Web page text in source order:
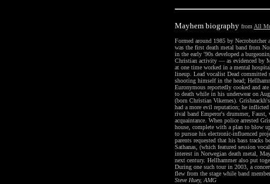
Mayhem biography from All
Formed around 1985 by
was the first death metal band from
in the early '90s developed a
Christian activity — as evidenced by
at one time worked in a mental
lineup. Lead vocalist Dead
shooting himself in the head;
Euronymous reportedly cooked and
to death while in his underwear on
(born Christian Vikernes).
had a more evil reputation; he
rival band Emperor's drummer, Faust,
acquaintance. When police arrested
house, complete with a plan to blow
to pursue his electronic-influenced
parents requested that his bass tracks
Sathanas, (which featured session
interest in Norwegian death metal,
next century. Hellhammer also put
During one such tour in 2003, a
flew from the stage while band
Steve Huey, AMG